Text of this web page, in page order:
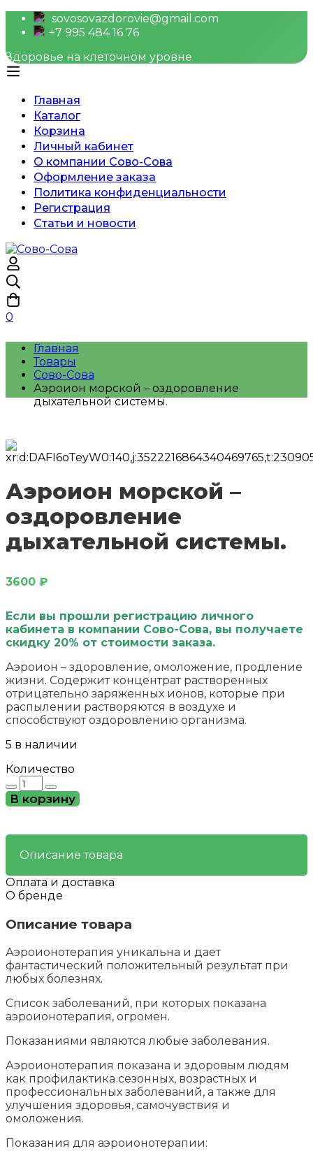
sovosovazdorovie@gmail.com
+7 995 484 16 76
Здоровье на клеточном уровне
Главная
Каталог
Корзина
Личный кабинет
О компании Сово-Сова
Оформление заказа
Политика конфиденциальности
Регистрация
Статьи и новости
0
Главная
Товары
Сово-Сова
Аэроион морской – оздоровление
дыхательной системы.
Аэроион морской –
оздоровление
дыхательной системы.
3600 ₽
Если вы прошли регистрацию личного
кабинета в компании Сово-Сова, вы получаете
скидку 20% от стоимости заказа.
Аэроион – здоровление, омоложение, продление
жизни. Содержит концентрат растворенных
отрицательно заряженных ионов, которые при
распылении растворяются в воздухе и
способствуют оздоровлению организма.
5 в наличии
Количество
Количество
товара
Аэроион
–
оздоровление
дыхательной
системы.
В корзину
Описание товара
Оплата и доставка
О бренде
Описание товара
Аэроионотерапия уникальна и дает
фантастический положительный результат при
любых болезнях.
Список заболеваний, при которых показана
аэроионотерапия, огромен.
Показаниями являются любые заболевания.
Аэроионотерапия показана и здоровым людям
как профилактика сезонных, возрастных и
профессиональных заболеваний, а также для
улучшения здоровья, самочувствия и
омоложения.
Показания для аэроионотерапии: